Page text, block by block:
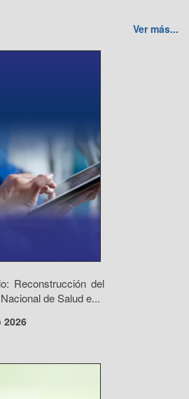
Ver más...
Reconstrucción del
de Salud e...
2026